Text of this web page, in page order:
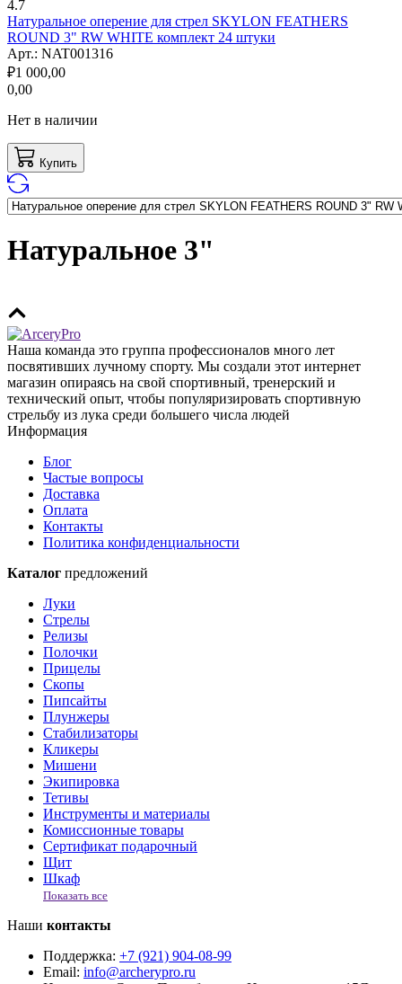
4.7
Натуральное оперение для стрел SKYLON FEATHERS
ROUND 3" RW WHITE комплект 24 штуки
Арт.: NAT001316
₽1 000,00
0,00
Нет в наличии
Купить
Натуральное 3"
Наша команда это группа профессионалов много лет
посвятивших лучному спорту. Мы создали этот интернет
магазин опираясь на свой спортивный, тренерский и
технический опыт, чтобы популяризировать спортивную
стрельбу из лука среди большего числа людей
Информация
Блог
Частые вопросы
Доставка
Оплата
Контакты
Политика конфиденциальности
Каталог предложений
Луки
Стрелы
Релизы
Полочки
Прицелы
Скопы
Пипсайты
Плунжеры
Стабилизаторы
Кликеры
Мишени
Экипировка
Тетивы
Инструменты и материалы
Комиссионные товары
Сертификат подарочный
Щит
Шкаф
Показать все
Наши контакты
Поддержка: +7 (921) 904-08-99
Email: info@archerypro.ru